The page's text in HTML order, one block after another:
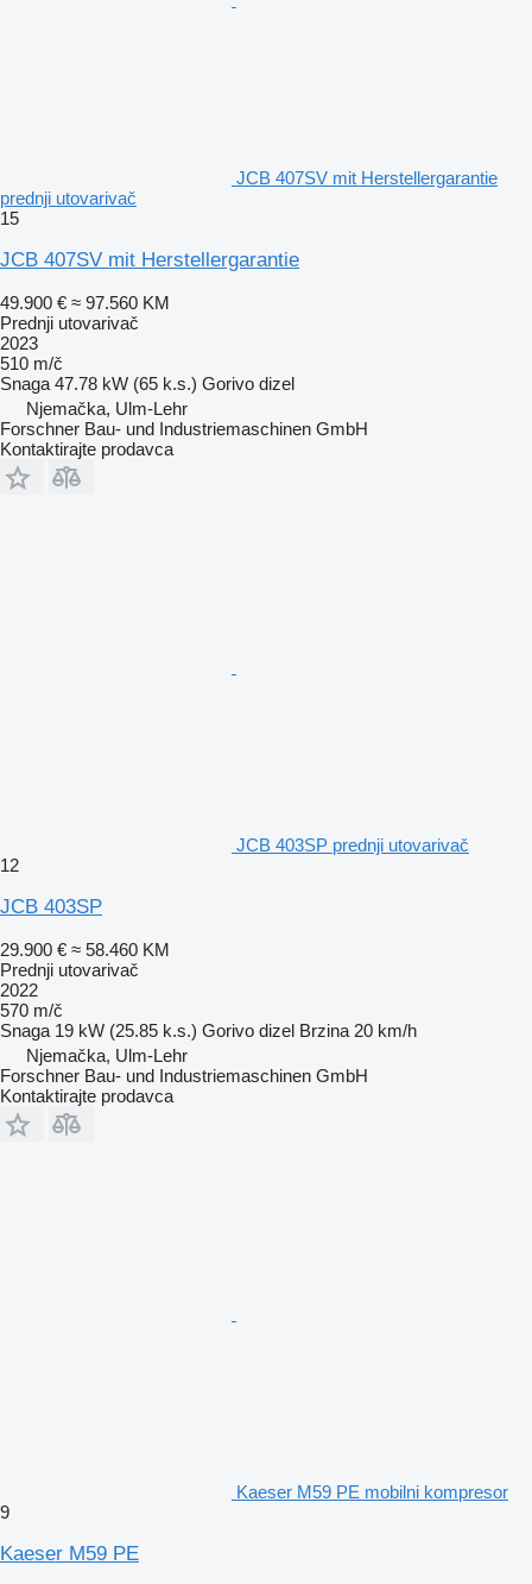
JCB 407SV mit Herstellergarantie
prednji utovarivač
15
JCB 407SV mit Herstellergarantie
49.900 € ≈ 97.560 KM
Prednji utovarivač
2023
510 m/č
Snaga 47.78 kW (65 k.s.) Gorivo dizel
Njemačka, Ulm-Lehr
Forschner Bau- und Industriemaschinen GmbH
Kontaktirajte prodavca
JCB 403SP prednji utovarivač
12
JCB 403SP
29.900 € ≈ 58.460 KM
Prednji utovarivač
2022
570 m/č
Snaga 19 kW (25.85 k.s.) Gorivo dizel Brzina 20 km/h
Njemačka, Ulm-Lehr
Forschner Bau- und Industriemaschinen GmbH
Kontaktirajte prodavca
Kaeser M59 PE mobilni kompresor
9
Kaeser M59 PE